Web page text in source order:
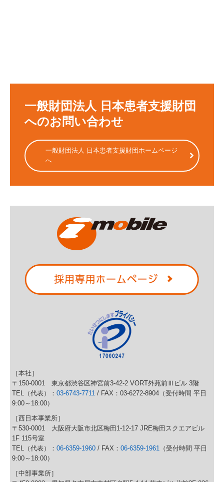
一般財団法人 日本患者支援財団
へのお問い合わせ
一般財団法人 日本患者支援財団ホームページ
へ
［本社］
〒150-0001 東京都渋谷区神宮前3-42-2 VORT外苑前Ⅲビル 3階
TEL（代表）：03-6743-7711 / FAX：03-6272-8904（受付時間 平日
9:00～18:00）
［西日本事業所］
〒530-0001 大阪府大阪市北区梅田1-12-17 JRE梅田スクエアビル
1F 115号室
TEL（代表）：06-6359-1960 / FAX：06-6359-1961
（受付時間 平日
9:00～18:00）
［中部事業所］